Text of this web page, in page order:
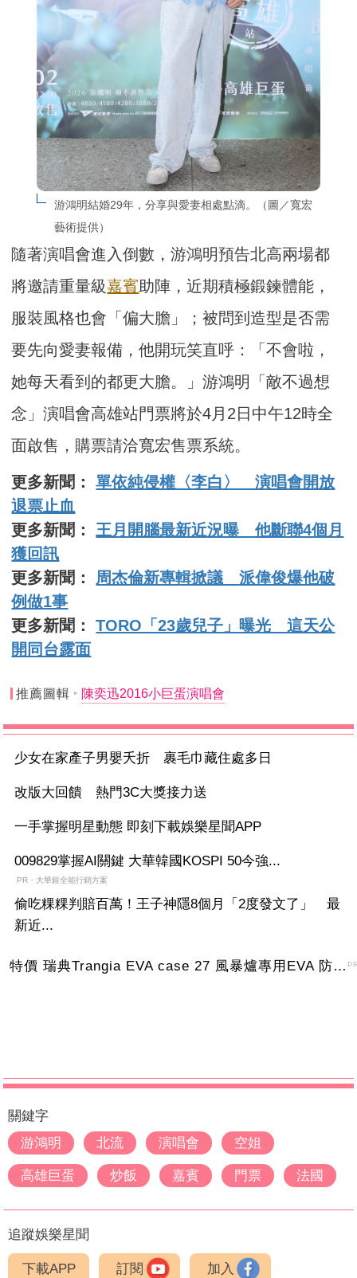
游鴻明結婚29年，分享與愛妻相處點滴。（圖／寬宏
藝術提供）
隨著演唱會進入倒數，游鴻明預告北高兩場都
將邀請重量級嘉賓助陣，近期積極鍛鍊體能，
服裝風格也會「偏大膽」；被問到造型是否需
要先向愛妻報備，他開玩笑直呼：「不會啦，
她每天看到的都更大膽。」游鴻明「敵不過想
念」演唱會高雄站門票將於4月2日中午12時全
面啟售，購票請洽寬宏售票系統。
更多新聞：單依純侵權〈李白〉 演唱會開放
退票止血
更多新聞： 王月開腦最新近況曝 他斷聯4個月
獲回訊
更多新聞： 周杰倫新專輯掀議 派偉俊爆他破
例做1事
更多新聞：TORO「23歲兒子」曝光 這天公
開同台露面
推薦圖輯 陳奕迅2016小巨蛋演唱會
少女在家產子男嬰夭折 裹毛巾藏住處多日
改版大回饋 熱門3C大獎接力送
一手掌握明星動態 即刻下載娛樂星聞APP
009829掌握AI關鍵 大華韓國KOSPI 50今強...
PR・大華銀全能行銷方案
偷吃粿粿判賠百萬！王子神隱8個月「2度發文了」 最
新近...
特價 瑞典Trangia EVA case 27 風暴爐專用EVA 防護外盒(小)-黑
關鍵字
游鴻明
北流 演唱會 空姐
高雄巨蛋 炒飯 嘉賓 門票 法國
追蹤娛樂星聞
下載APP 訂閱 加入